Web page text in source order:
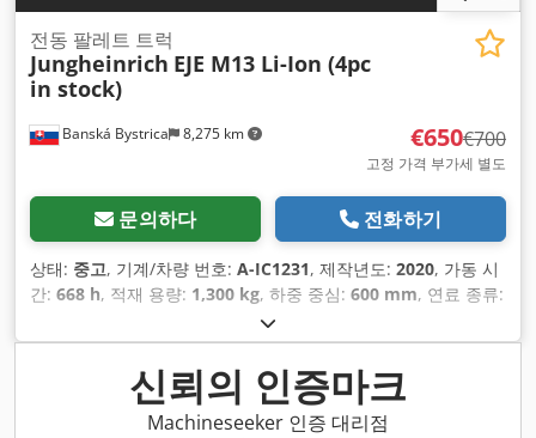
Banská Bystrica 8,275 km
전동 팔레트 트럭
Jungheinrich EJE M13 Li-Ion (4pc
in stock)
€650€700
고정 가격 부가세 별도
문의하다 전화하기
상태: 중고, 기계/차량 번호: A-IC1231, 제작년도: 2020, 가동 시
간: 668 h, 적재 용량: 1,300 kg, 하중 중심: 600 mm, 연료 종류:
, 배터리 전압:
mm, 총중량:179 kg,
신뢰의 인증마크
Machineseeker 인증 대리점